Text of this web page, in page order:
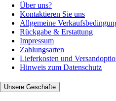
Über uns?
Kontaktieren Sie uns
Allgemeine
Rückgabe & Erstattung
Impressum
Zahlungsarten
Lieferkosten und
Hinweis zum Datenschutz
Unsere Geschäfte